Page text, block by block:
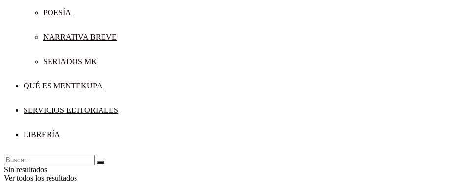
POESÍA
NARRATIVA BREVE
SERIADOS MK
QUÉ ES MENTEKUPA
SERVICIOS EDITORIALES
LIBRERÍA
Sin resultados
Ver todos los resultados